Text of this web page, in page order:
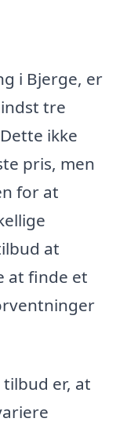
i Bjerge, er
tre
ikke
pris, men
for at
at
at finde et
er, at